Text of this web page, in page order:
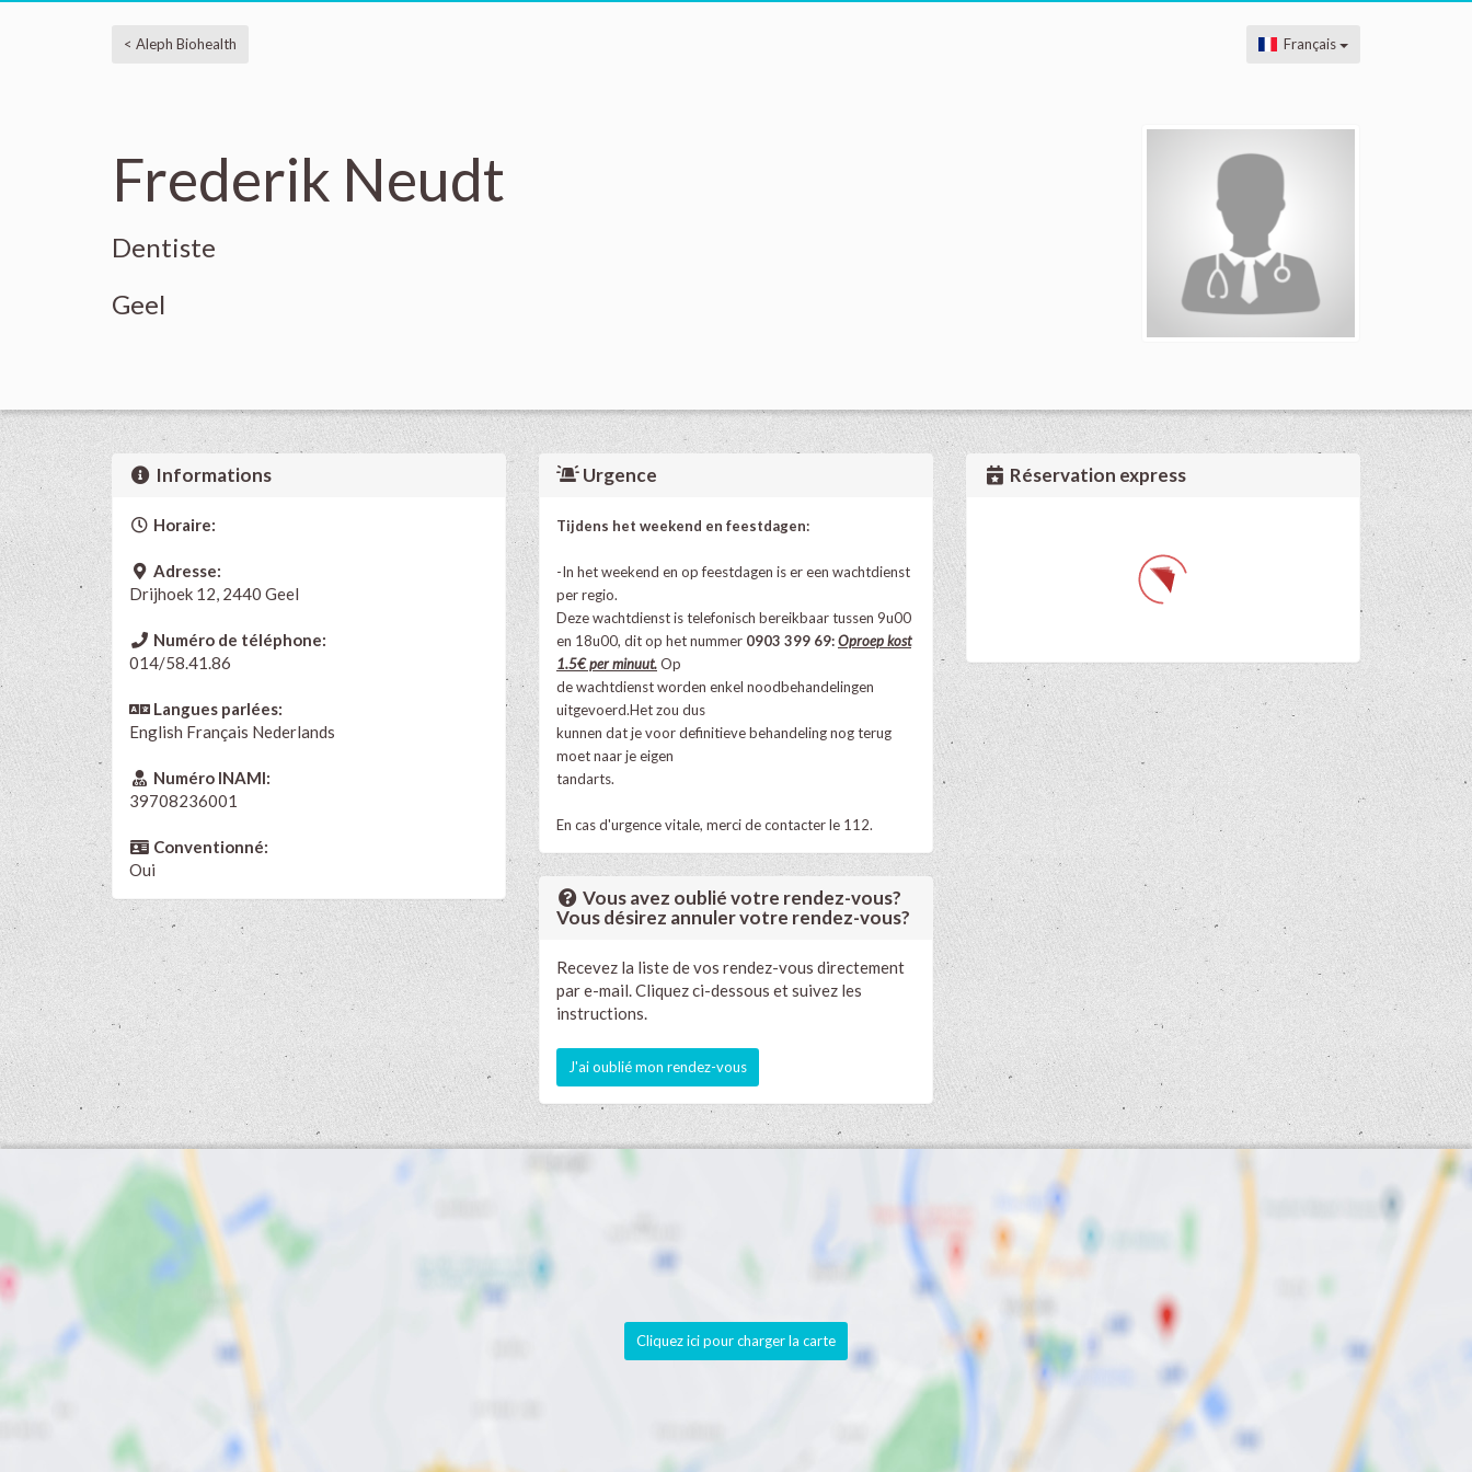
< Aleph Biohealth Français
Frederik Neudt
Dentiste
Geel
Informations
Horaire:
Adresse:
Drijhoek 12, 2440 Geel
Numéro de téléphone:
014/58.41.86
Langues parlées:
English Français Nederlands
Numéro INAMI:
39708236001
Conventionné:
Oui
Urgence
Tijdens het weekend en feestdagen:
-In het weekend en op feestdagen is er een wachtdienst
per regio.
Deze wachtdienst is telefonisch bereikbaar tussen 9u00
en 18u00, dit op het nummer 0903 399 69:Oproep kost
1.5€ per minuut.Op
de wachtdienst worden enkel noodbehandelingen
uitgevoerd.Het zou dus
kunnen dat je voor definitieve behandeling nog terug
moet naar je eigen
tandarts.
En cas d'urgence vitale, merci de contacter le 112.
Vous avez oublié votre rendez-vous?
Vous désirez annuler votre rendez-vous?
Recevez la liste de vos rendez-vous directement
par e-mail. Cliquez ci-dessous et suivez les
instructions.
J'ai oublié mon rendez-vous
Réservation express
Cliquez ici pour charger la carte